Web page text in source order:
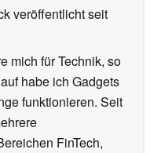
veröffentlichtseit
mich für Technik, so
habe ich Gadgets
funktionieren. Seit
FinTech,